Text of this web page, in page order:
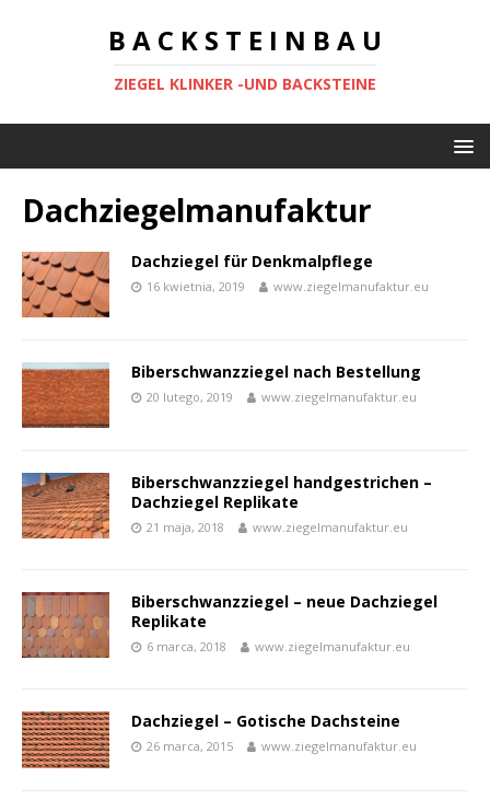
B A C K S T E I N B A U
ZIEGEL KLINKER -UND BACKSTEINE
Dachziegelmanufaktur
Dachziegel für Denkmalpflege
16 kwietnia, 2019 www.ziegelmanufaktur.eu
Biberschwanzziegel nach Bestellung
20 lutego, 2019 www.ziegelmanufaktur.eu
Biberschwanzziegel handgestrichen –
Dachziegel Replikate
21 maja, 2018 www.ziegelmanufaktur.eu
Biberschwanzziegel – neue Dachziegel
Replikate
6 marca, 2018 www.ziegelmanufaktur.eu
Dachziegel – Gotische Dachsteine
26 marca, 2015 www.ziegelmanufaktur.eu